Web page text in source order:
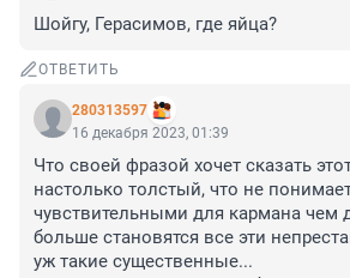
Шойгу, Герасимов, где яйца?
ОТВЕТИТЬ
280313597
16 декабря 2023, 01:39
Что своей фразой хочет сказать
настолько толстый, что не
чувствительными для кармана чем
больше становятся все эти
уж такие существенные...